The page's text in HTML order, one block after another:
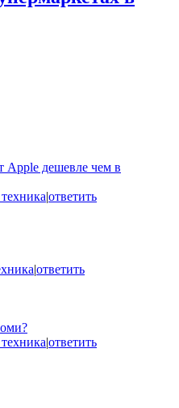
дешевле чем в
|ответить
|ответить
|ответить